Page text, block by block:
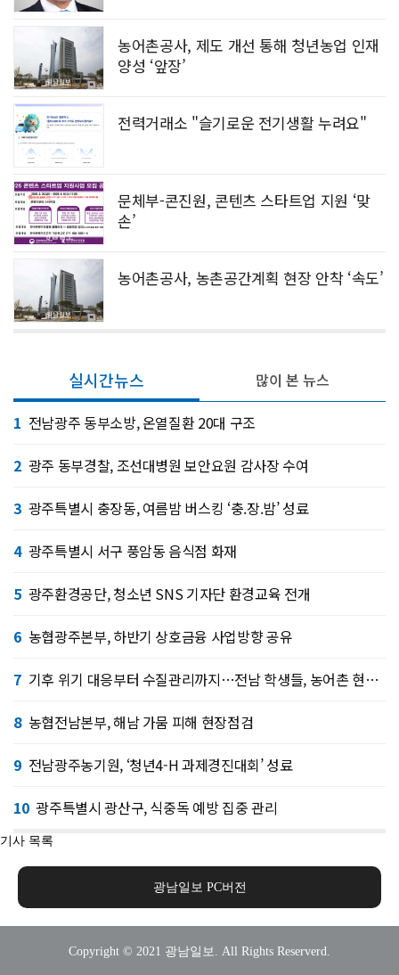
농어촌공사, 제도 개선 통해 청년농업 인재
양성 ‘앞장’
전력거래소 "슬기로운 전기생활 누려요"
문체부-콘진원, 콘텐츠 스타트업 지원 ‘맞
손’
농어촌공사, 농촌공간계획 현장 안착 ‘속도’
실시간뉴스
1 전남광주 동부소방, 온열질환 20대 구조
2 광주 동부경찰, 조선대병원 보안요원 감사장 수여
3 광주특별시 충장동, 여름밤 버스킹 ‘충.장.밤’ 성료
4 광주특별시 서구 풍암동 음식점 화재
5 광주환경공단, 청소년 SNS 기자단 환경교육 전개
6 농협광주본부, 하반기 상호금융 사업방향 공유
7 기후 위기 대응부터 수질관리까지…전남 학생들, 농어촌 현장서 배운다
8 농협전남본부, 해남 가뭄 피해 현장점검
9 전남광주농기원, ‘청년4-H 과제경진대회’ 성료
10 광주특별시 광산구, 식중독 예방 집중 관리
많이 본 뉴스
기사 목록
광남일보 PC버전
Copyright © 2021 광남일보. All Rights Reserverd.